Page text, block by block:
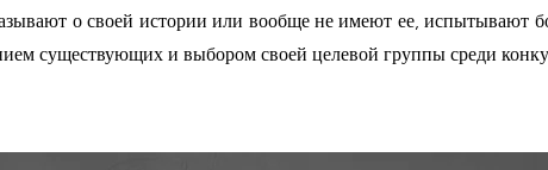
о своей истории или вообще не имеют ее, испытывают
существующих и выбором своей целевой группы среди